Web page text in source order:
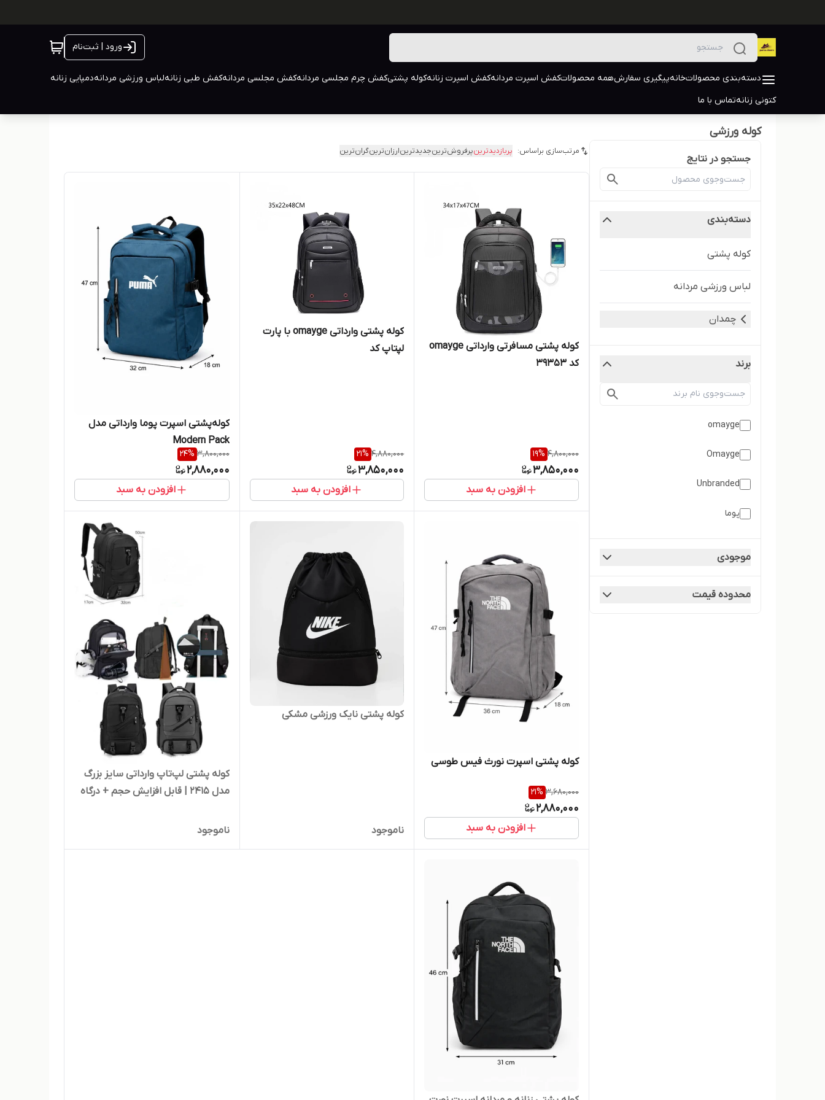
ورود | ثبت‌نام
دسته‌بندی محصولاتخانهپیگیری سفارشهمه محصولاتکفش اسپرت مردانهکفش اسپرت زنانهکوله پشتیکفش چرم مجلسی مردانهکفش مجلسی مردانهکفش طبی زنانهلباس ورزشی مردانهدمپایی زنانه
کتونی زنانهتماس با ما
کوله ورزشی
جستجو در نتایج
دسته‌بندی
کوله پشتی
لباس ورزشی مردانه
چمدان
برند
omayge
Omayge
Unbranded
پوما
نورث فیس
موجودی
محدوده قیمت
مرتب‌سازی براساس: پربازدیدترینپرفروش‌ترینجدیدترینارزان‌ترینگران‌ترین
کوله پشتی مسافرتی وارداتی omayge
کد 39353
4,800,000
19%
3,850,000
افزودن به سبد
کوله پشتی وارداتی omayge با پارت
لپتاپ کد
4,880,000
21%
3,850,000
افزودن به سبد
کوله‌پشتی اسپرت پوما وارداتی مدل
Modern Pack
3,800,000
24%
2,880,000
افزودن به سبد
کوله پشتی اسپرت نورث فیس طوسی
3,680,000
21%
2,880,000
افزودن به سبد
کوله پشتی نایک ورزشی مشکی
ناموجود
کوله پشتی لپ‌تاپ وارداتی سایز بزرگ
مدل 2415 | قابل افزایش حجم + درگاه
ناموجود